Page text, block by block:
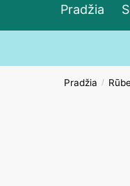
Pradžia
Pradžia /